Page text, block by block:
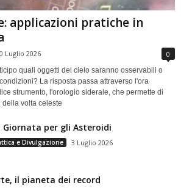
applicazioni pratiche in
Luglio 2026 0
quali oggetti del cielo saranno osservabili o
La risposta passa attraverso l'ora
strumento, l'orologio siderale, che permette di
volta celeste
Giornata per gli Asteroidi
e Divulgazione 3 Luglio 2026
il pianeta dei record